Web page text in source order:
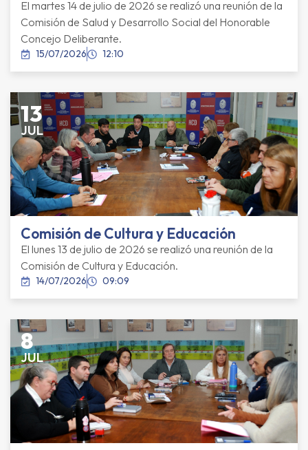
El martes 14 de julio de 2026 se realizó una reunión de la
Comisión de Salud y Desarrollo Social del Honorable
Concejo Deliberante.
15/07/2026 12:10
13
JUL
Comisión de Cultura y Educación
El lunes 13 de julio de 2026 se realizó una reunión de la
Comisión de Cultura y Educación.
14/07/2026 09:09
8
JUL